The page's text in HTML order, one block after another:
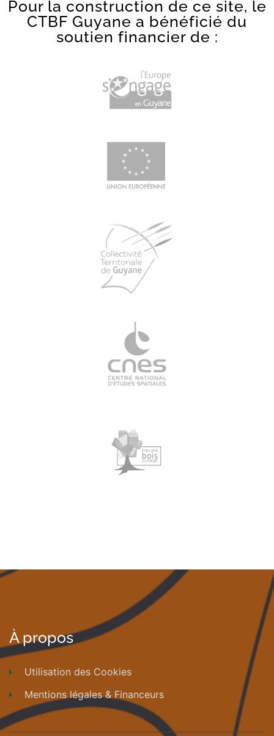
Pour la construction de ce site, le
CTBF Guyane a bénéficié du
soutien financier de :
À propos
Utilisation des Cookies
Mentions légales & Financeurs